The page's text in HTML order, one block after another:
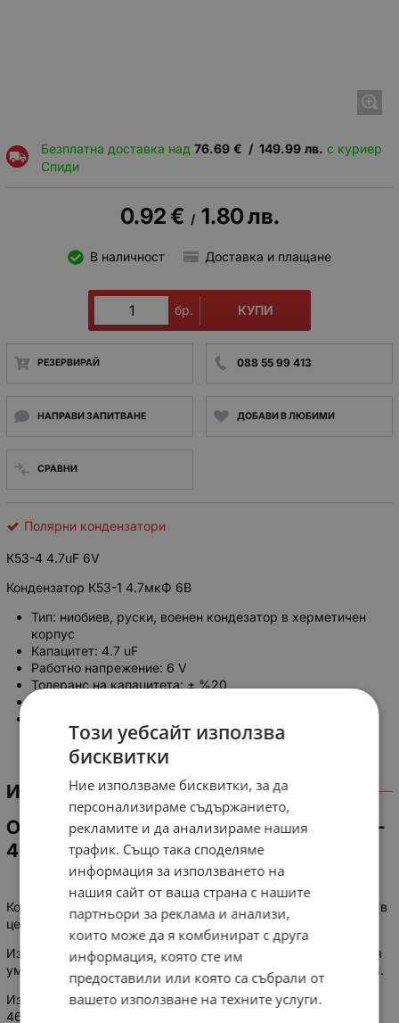
Безплатна доставка над 76.69 € / 149.99 лв. с куриер
Спиди
0.92€ / 1.80лв.
В наличност Доставка и плащане
бр. КУПИ
РЕЗЕРВИРАЙ 088 55 99 413
НАПРАВИ ЗАПИТВАНЕ ДОБАВИ В ЛЮБИМИ
СРАВНИ
Полярни кондензатори
К53-4 4.7uF 6V
Кондензатор К53-1 4.7мкФ 6В
Тип: ниобиев, руски, военен кондезатор в херметичен
корпус
Капацитет: 4.7 uF
Работно напрежение: 6 V
Толеранс на капацитета: ± %20
ИНФОРМАЦИЯ
Основные технические параметры К53-
4 4.7мкФ 6В:
Конденсаторы K53-4 4.7мкФ 6В предназначены для работы в
цепях постоянного и пульсирующего тока.
Изготовляются в тропическом исполнении и исполнении для
умеренного и холодного климата. Конструкция герметичная.
Изготавливаются согласно технических условий ОЖО
464.037 ТУ приёмка «5».
Този уебсайт използва
бисквитки
Ние използваме бисквитки, за да
персонализираме съдържанието,
рекламите и да анализираме нашия
трафик. Също така споделяме
информация за използването на
нашия сайт от ваша страна с нашите
партньори за реклама и анализи,
които може да я комбинират с друга
информация, която сте им
предоставили или която са събрали от
вашето използване на техните услуги.